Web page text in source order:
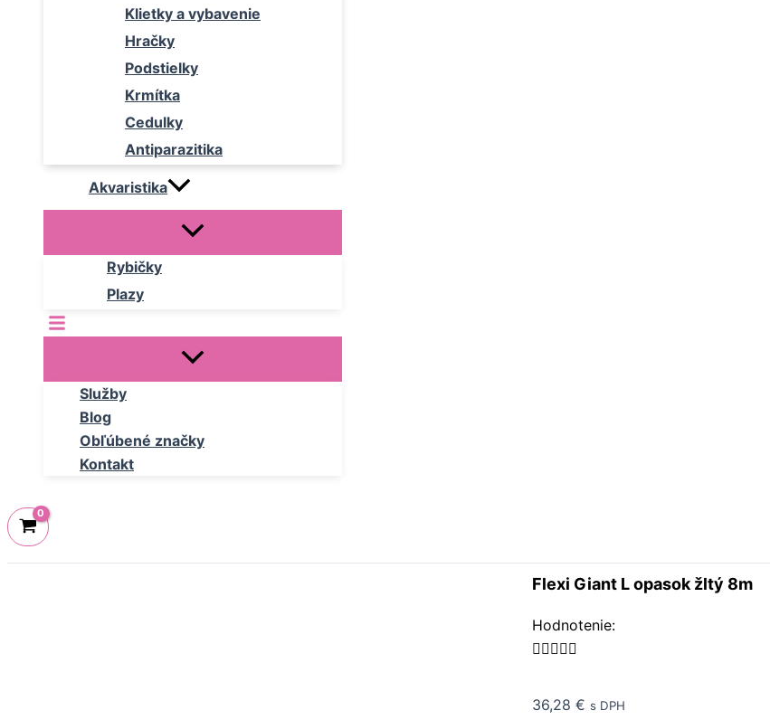
Klietky a vybavenie
Hračky
Podstielky
Krmítka
Cedulky
Antiparazitika
Akvaristika
Rybičky
Plazy
Služby
Blog
Obľúbené značky
Kontakt
Flexi Giant L opasok žltý 8m
Hodnotenie:

Rated
of
36,28 € s DPH